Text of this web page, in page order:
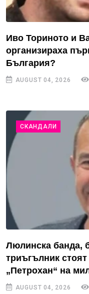
Иво Ториното и
организираха
България?
AUGUST 04, 2026
СКАНДАЛИ
Люлинска банда,
триъгълник
„Петрохан“ на
AUGUST 04, 2026